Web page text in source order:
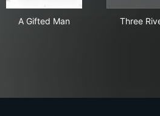
A Gifted Man Three